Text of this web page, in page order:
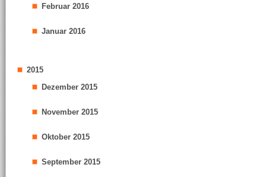
Februar 2016
Januar 2016
2015
Dezember 2015
November 2015
Oktober 2015
September 2015